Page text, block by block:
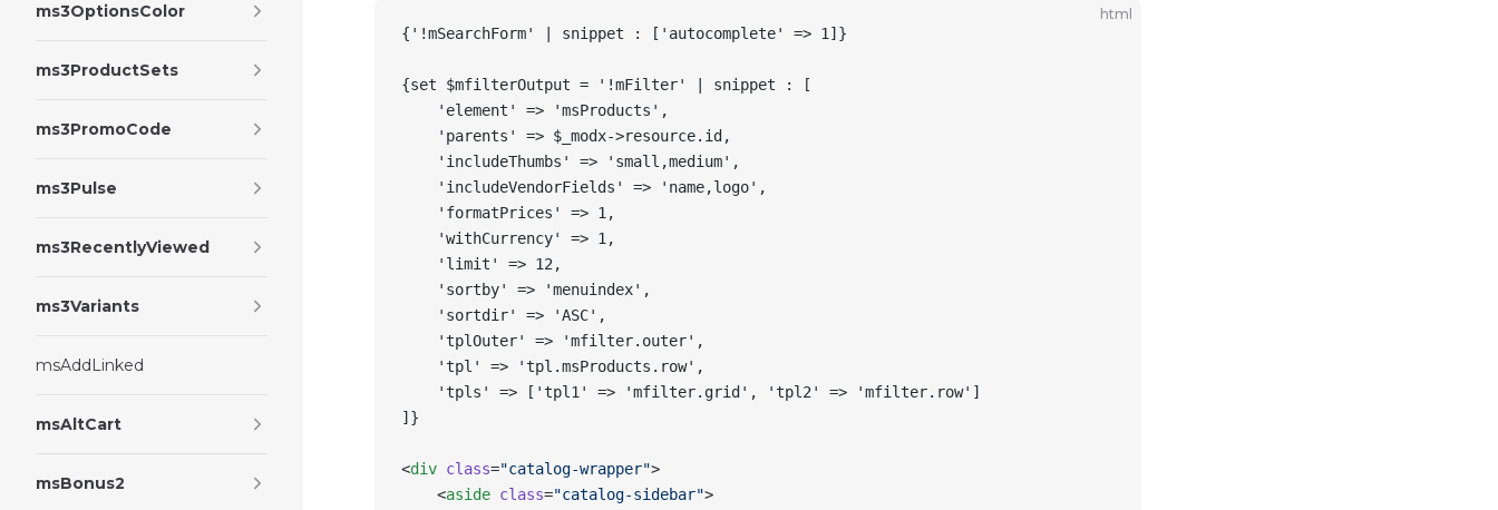
ms3OptionsColor
ms3ProductSets
ms3PromoCode
ms3Pulse
ms3RecentlyViewed
ms3Variants
msAddLinked
msAltCart
msBonus2
html
{'!mSearchForm' | snippet : ['autocomplete' => 1]}
{set $mfilterOutput = '!mFilter' | snippet : [
    'element' => 'msProducts',
    'parents' => $_modx->resource.id,
    'includeThumbs' => 'small,medium',
    'includeVendorFields' => 'name,logo',
    'formatPrices' => 1,
    'withCurrency' => 1,
    'limit' => 12,
    'sortby' => 'menuindex',
    'sortdir' => 'ASC',
    'tplOuter' => 'mfilter.outer',
    'tpl' => 'tpl.msProducts.row',
    'tpls' => ['tpl1' => 'mfilter.grid', 'tpl2' => 'mfilter.row']
]}
<div class="catalog-wrapper">
    <
aside class="catalog-sidebar">